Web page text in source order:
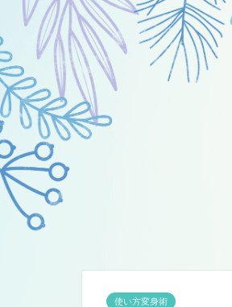
使い方変身術